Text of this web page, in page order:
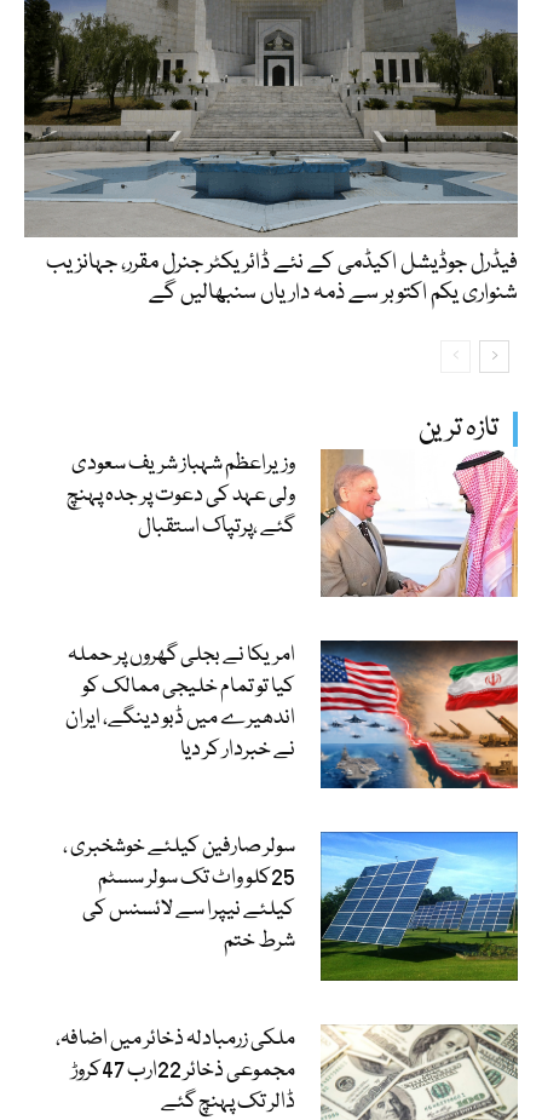
تازہ ترین
وزیراعظم شہباز شریف سعودی
ولی عہد کی دعوت پر جدہ پہنچ
گئے ،پرتپاک استقبال
امریکا نے بجلی گھروں پر حملہ
کیا تو تمام خلیجی ممالک کو
اندھیرے میں ڈبو دینگے، ایران
نے خبردار کر دیا
سولر صارفین کیلئے خوشخبری ،
25کلو واٹ تک سولر سسٹم
کیلئے نیپرا سے لائسنس کی
شرط ختم
ملکی زرمبادلہ ذخائر میں اضافہ،
مجموعی ذخائر 22ارب 47کروڑ
ڈالر تک پہنچ گئے
فیڈرل جوڈیشل اکیڈمی کے نئے ڈائریکٹر جنرل مقرر، جہانزیب
شنواری یکم اکتوبر سے ذمہ داریاں سنبھالیں گے